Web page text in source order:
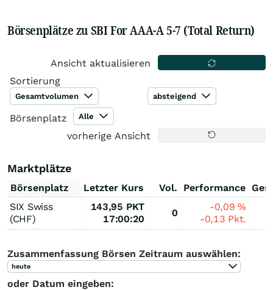
Börsenplätze zu SBI For AAA-A 5-7 (Total Return)
Ansicht aktualisieren
Sortierung
Gesamtvolumen absteigend
Börsenplatz Alle
vorherige Ansicht
Marktplätze
Börsenplatz Letzter Kurs Vol. Performance
SIX Swiss
(CHF)
143,95 PKT
17:00:20
0
-0,09%
-0,13 Pkt.
Zusammenfassung Börsen Zeitraum auswählen:
heute
oder Datum eingeben: